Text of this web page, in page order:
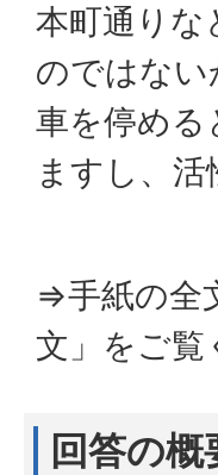
本町通りな
のではない
車を停め
ますし、
⇒手紙の全
文」をご覧
回答の概